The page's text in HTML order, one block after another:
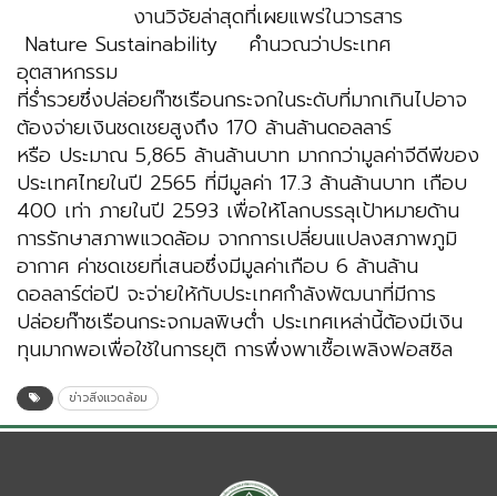
งานวิจัยล่าสุดที่เผยแพร่ในวารสาร
Nature Sustainability คำนวณว่าประเทศ
อุตสาหกรรม
ที่ร่ำรวยซึ่งปล่อยก๊าซเรือนกระจกในระดับที่มากเกินไปอาจ
ต้องจ่ายเงินชดเชยสูงถึง 170 ล้านล้านดอลลาร์
หรือ ประมาณ 5,865 ล้านล้านบาท มากกว่ามูลค่าจีดีพีของ
ประเทศไทยในปี 2565 ที่มีมูลค่า 17.3 ล้านล้านบาท เกือบ
400 เท่า ภายในปี 2593 เพื่อให้โลกบรรลุเป้าหมายด้าน
การรักษาสภาพแวดล้อม จากการเปลี่ยนแปลงสภาพภูมิ
อากาศ ค่าชดเชยที่เสนอซึ่งมีมูลค่าเกือบ 6 ล้านล้าน
ดอลลาร์ต่อปี จะจ่ายให้กับประเทศกำลังพัฒนาที่มีการ
ปล่อยก๊าซเรือนกระจกมลพิษต่ำ ประเทศเหล่านี้ต้องมีเงิน
ทุนมากพอเพื่อใช้ในการยุติ การพึ่งพาเชื้อเพลิงฟอสซิล
ข่าวสิ่งแวดล้อม